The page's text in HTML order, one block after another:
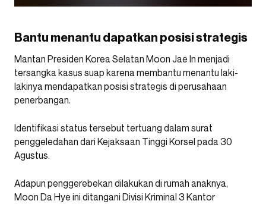
Bantu menantu dapatkan posisi strategis
Mantan Presiden Korea Selatan Moon Jae In menjadi
tersangka kasus suap karena membantu menantu laki-
lakinya mendapatkan posisi strategis di perusahaan
penerbangan.
Identifikasi status tersebut tertuang dalam surat
penggeledahan dari Kejaksaan Tinggi Korsel pada 30
Agustus.
Adapun penggerebekan dilakukan di rumah anaknya,
Moon Da Hye ini ditangani Divisi Kriminal 3 Kantor